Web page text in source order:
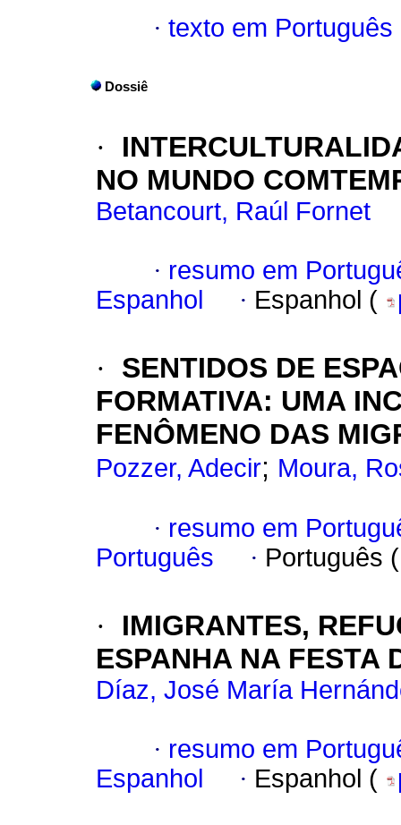
· texto em Português
Dossiê
·
NO MUNDO
Betancourt, Raúl Fornet
· resumo em
Espanhol
· Espanhol (
·
SENTIDOS DE
FORMATIVA: UMA
FENÔMENO DAS
Pozzer, Adecir; Moura,
· resumo em
Português
· Português
·
IMIGRANTES,
ESPANHA NA FESTA
Díaz, José María
· resumo em
Espanhol
· Espanhol (